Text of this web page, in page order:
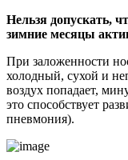
Нельзя допускать,
зимние месяцы
При заложенности
холодный, сухой и
воздух попадает,
это способствует
пневмония).